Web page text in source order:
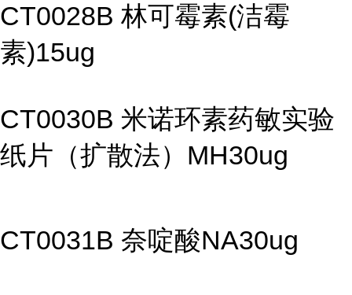
CT0028B 林可霉素(洁霉
素)15ug
CT0030B 米诺环素药敏实验
纸片（扩散法）MH30ug
CT0031B 奈啶酸NA30ug